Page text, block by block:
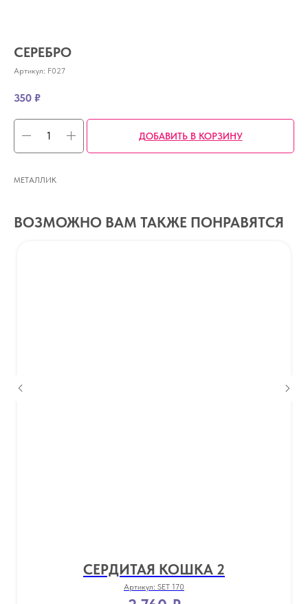
СЕРЕБРО
Артикул: F027
350 ₽
ДОБАВИТЬ В КОРЗИНУ
МЕТАЛЛИК
ВОЗМОЖНО ВАМ ТАКЖЕ ПОНРАВЯТСЯ
СЕРДИТАЯ КОШКА 2
Артикул: SET 170